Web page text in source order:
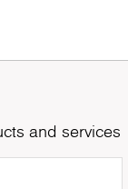
and services